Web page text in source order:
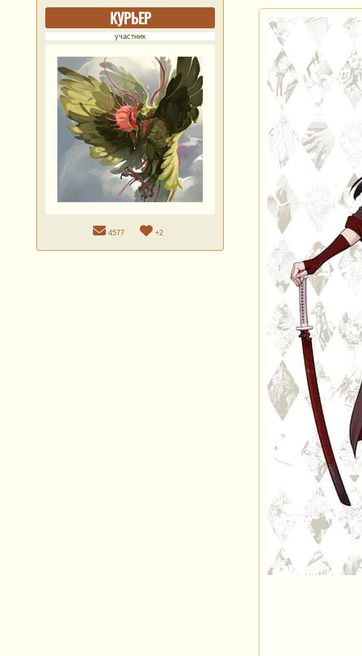
КУРЬЕР
участник
4577 +2